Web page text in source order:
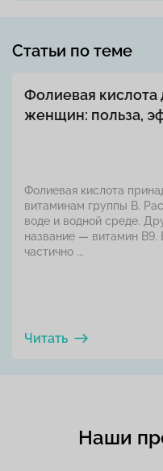
Статьи по теме
Фолиевая кислота
женщин: польза,
Фолиевая кислота
витаминам группы В.
воде и водной среде.
название — витамин В9.
частично ...
Читать
Наши